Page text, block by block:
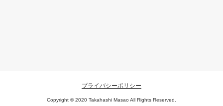
プライバシーポリシー
Copyright © 2020 Takahashi Masao All Rights Reserved.